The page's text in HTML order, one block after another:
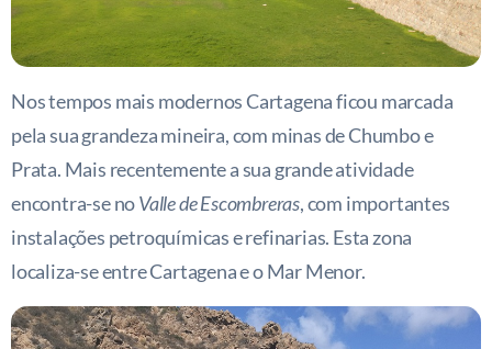
Nos tempos mais modernos Cartagena ficou marcada
pela sua grandeza mineira, com minas de Chumbo e
Prata. Mais recentemente a sua grande atividade
encontra-se noValle de Escombreras, com importantes
instalações petroquímicas e refinarias. Esta zona
localiza-se entre Cartagena e o Mar Menor.